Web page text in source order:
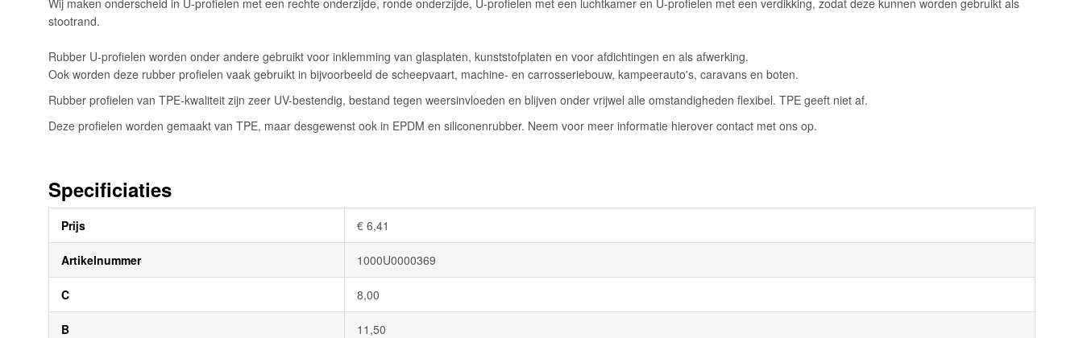
afbeeldingen-
gallerij
Wij maken onderscheid in U-profielen met een rechte onderzijde, ronde onderzijde, U-profielen met een luchtkamer en U-profielen met een verdikking, zodat deze kunnen worden gebruikt als
stootrand.
Rubber U-profielen worden onder andere gebruikt voor inklemming van glasplaten, kunststofplaten en voor afdichtingen en als afwerking.
Ook worden deze rubber profielen vaak gebruikt in bijvoorbeeld de scheepvaart, machine- en carrosseriebouw, kampeerauto's, caravans en boten.
Rubber profielen van TPE-kwaliteit zijn zeer UV-bestendig, bestand tegen weersinvloeden en blijven onder vrijwel alle omstandigheden flexibel. TPE geeft niet af.
Deze profielen worden gemaakt van TPE, maar desgewenst ook in EPDM en siliconenrubber. Neem voor meer informatie hierover contact met ons op.
Specificiaties
informatie
Prijs € 6,41
Artikelnummer 1000U0000369
C 8,00
B 11,50